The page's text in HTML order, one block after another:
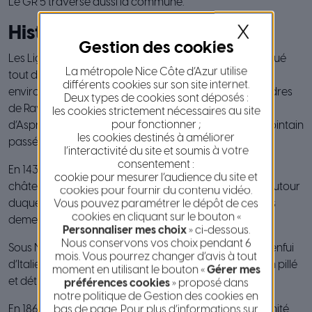
Le GR 5 traverse aussi la commune.
Historique
Les Ligures ont été les premiers à habiter ce village, situé
tout d’abord sur les contreforts du Mont-Cima. Aux
environs de 1010, un château y fut construit, sur les ordres
de Raymond Rostaing, premier seigneur connu
d’Aspremont. Des vestiges témoignent encore de ce lointain
passé.
En 1438, le seigneur Ludovic Marquesan fit édifier un
château fortifié sur l’emplacement du village actuel, autour
duquel les Aspremontois construisirent leurs nouvelles
demeures.
Sous Napoléon 1er, le Comte Gaétan Lascaris s’étant enfui
d’Italie, le château fut occupé puis abandonné et enfin pillé
et détruit.
En 1860, les habitants d’Aspremont votèrent à l’unanimité
X
La métropole Nice Côte d’Azur utilise
différents cookies sur son site internet.
Deux types de cookies sont déposés :
les cookies strictement nécessaires au site
pour fonctionner ;
les cookies destinés à améliorer
l’interactivité du site et soumis à votre
consentement :
cookie pour mesurer l’audience du site et
cookies pour fournir du contenu vidéo.
Vous pouvez paramétrer le dépôt de ces
cookies en cliquant sur le bouton «
Personnaliser mes choix» ci-dessous.
Nous conservons vos choix pendant 6
mois. Vous pourrez changer d’avis à tout
moment en utilisant le bouton «Gérer mes
préférences cookies» proposé dans
notre politique de Gestion des cookies en
bas de page. Pour plus d’informations sur